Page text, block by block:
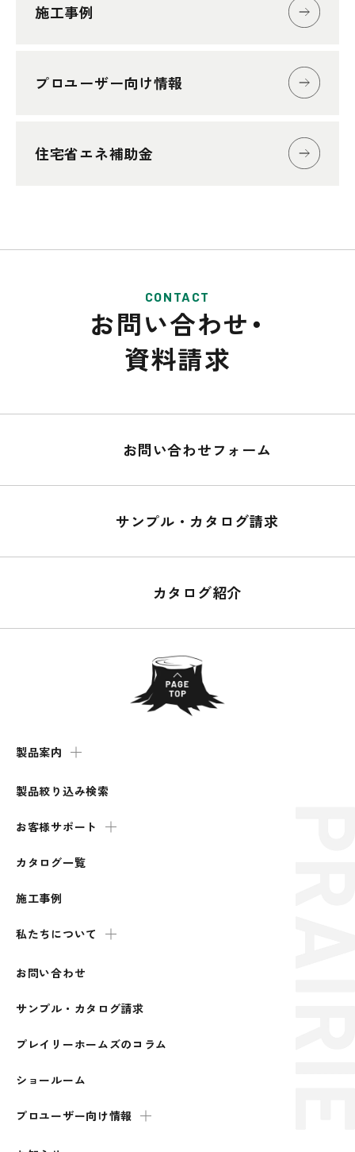
施工事例
プロユーザー向け情報
住宅省エネ補助金
CONTACT
お問い合わせ・
資料請求
お問い合わせフォーム
サンプル・カタログ請求
カタログ紹介
製品案内
製品絞り込み検索
お客様サポート
カタログ一覧
施工事例
私たちについて
お問い合わせ
サンプル・カタログ請求
プレイリーホームズのコラム
ショールーム
プロユーザー向け情報